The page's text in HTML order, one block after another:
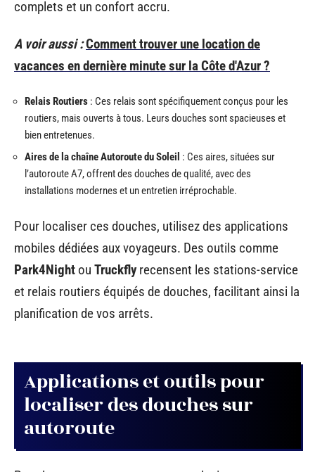
complets et un confort accru.
A voir aussi :Comment trouver une location de
vacances en dernière minute sur la Côte d'Azur ?
Relais Routiers : Ces relais sont spécifiquement conçus pour les
routiers, mais ouverts à tous. Leurs douches sont spacieuses et
bien entretenues.
Aires de la chaîne Autoroute du Soleil : Ces aires, situées sur
l’autoroute A7, offrent des douches de qualité, avec des
installations modernes et un entretien irréprochable.
Pour localiser ces douches, utilisez des applications
mobiles dédiées aux voyageurs. Des outils comme
Park4Night ou Truckflyrecensent les stations-service
et relais routiers équipés de douches, facilitant ainsi la
planification de vos arrêts.
Applications et outils pour
localiser des douches sur
autoroute